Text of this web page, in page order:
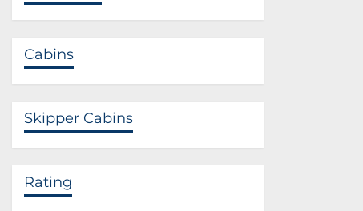
Cabins
Skipper Cabins
Rating